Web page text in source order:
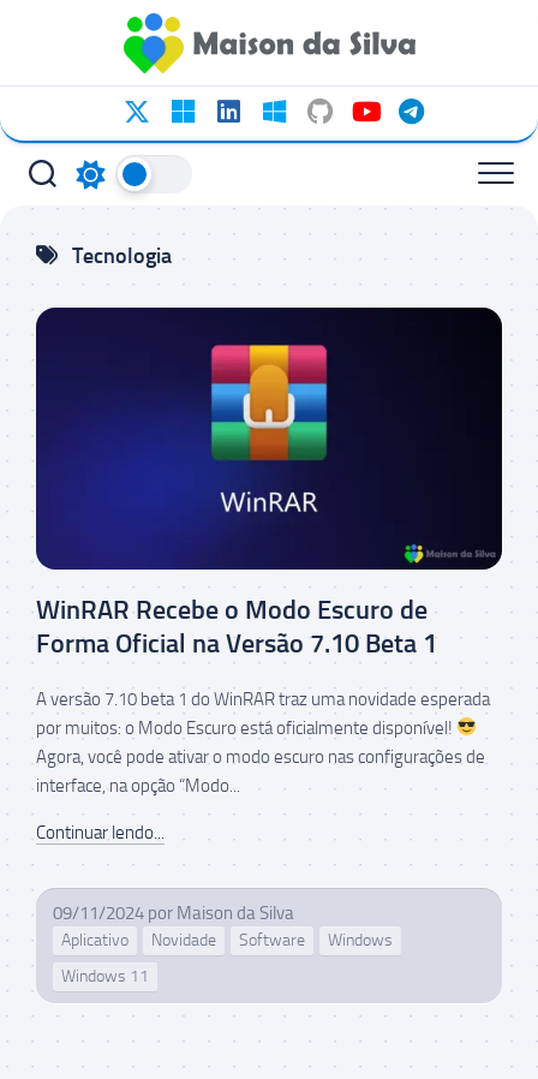
conteúdo
Tecnologia
WinRAR Recebe o Modo Escuro de
Forma Oficial na Versão 7.10 Beta 1
A versão 7.10 beta 1 do WinRAR traz uma novidade esperada
por muitos: o Modo Escuro está oficialmente disponível!
Agora, você pode ativar o modo escuro nas configurações de
interface, na opção “Modo...
Continuar lendo...
09/11/2024 por Maison da Silva
Aplicativo Novidade Software
Windows
Windows 11